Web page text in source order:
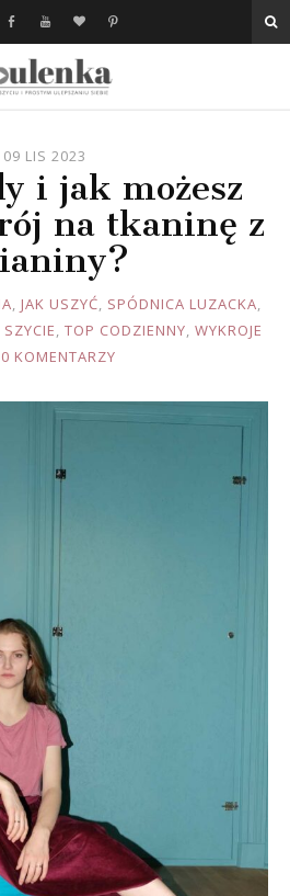
09 LIS 2023
i jak możesz
na tkaninę z
, JAK USZYĆ, SPÓDNICA LUZACKA,
SZYCIE, TOP CODZIENNY, WYKROJE
0 KOMENTARZY